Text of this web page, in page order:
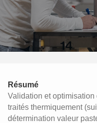
Résumé
Validation et
traités thermiquement
détermination valeur